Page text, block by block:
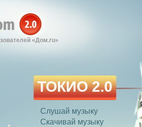
«Дом.ru»
ТОКИО 2.0
Слушай музыку
Скачивай музыку